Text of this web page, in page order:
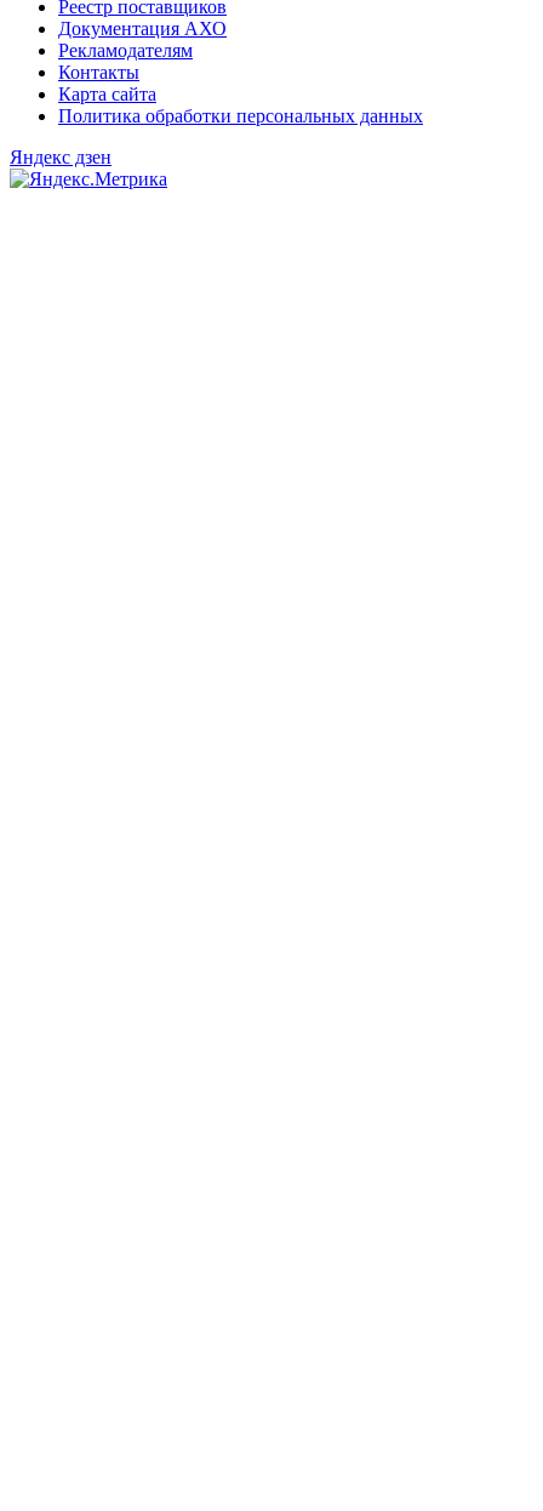
Реестр поставщиков
Документация АХО
Рекламодателям
Контакты
Карта сайта
Политика обработки персональных данных
Яндекс дзен